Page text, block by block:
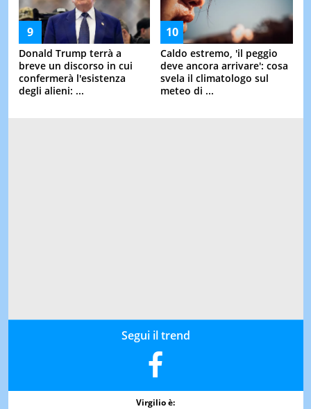
Donald Trump terrà a
breve un discorso in cui
confermerà l'esistenza
degli alieni: ...
Caldo estremo, 'il peggio
deve ancora arrivare': cosa
svela il climatologo sul
meteo di ...
Segui il trend
Virgilio è: